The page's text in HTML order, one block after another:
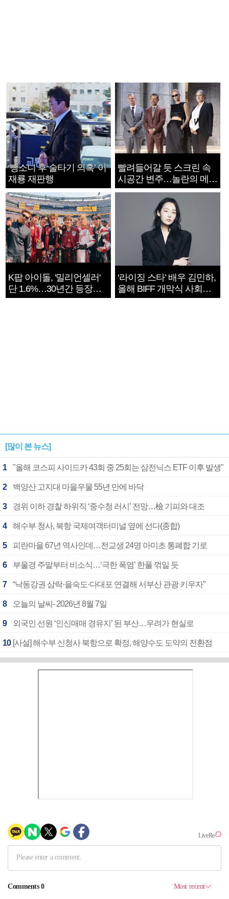
‘뺑소니 후 술타기 의혹’ 이
재룡 재판행
빨려들어갈 듯 스크린 속
시공간 변주…놀란의 메시
지는 ‘전쟁 속죄’
K팝 아이돌, '밀리언셀러'
단 1.6%…30년간 등장
1182개팀 전수조사
‘라이징 스타’ 배우 김민하,
올해 BIFF 개막식 사회자
확정
[많이 본 뉴스]
1 "올해 코스피 사이드카 43회 중 25회는 삼전닉스 ETF 이후 발생"
2 백양산 고지대 마을우물 55년 만에 바닥
3 경위 이하 경찰 하위직 ‘중수청 러시’ 전망…檢 기피와 대조
4 해수부 청사, 북항 국제여객터미널 옆에 선다(종합)
5 피란마을 67년 역사인데…전교생 24명 아미초 통폐합 기로
6 부울경 주말부터 비소식…‘극한 폭염’ 한풀 꺾일 듯
7 “낙동강권 삼락·을숙도·다대포 연결해 서부산 관광 키우자”
8 오늘의 날씨- 2026년 8월 7일
9 외국인 선원 ‘인신매매 경유지’ 된 부산…우려가 현실로
10 [사설] 해수부 신청사 북항으로 확정, 해양수도 도약의 전환점